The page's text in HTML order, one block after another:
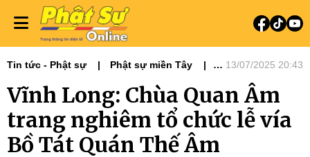
Tin tức - Phật sự
Phật sự miền Tây
13/07/2025 20:43
Vĩnh Long: Chùa Quan Âm
trang nghiêm tổ chức lễ vía
Bồ Tát Quán Thế Âm